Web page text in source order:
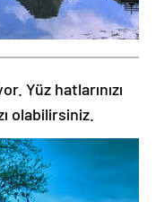
Yüz hatlarınızı
olabilirsiniz.